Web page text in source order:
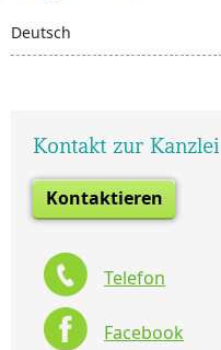
Deutsch
Kontakt zur Kanzlei
Kontaktieren
Telefon
Facebook